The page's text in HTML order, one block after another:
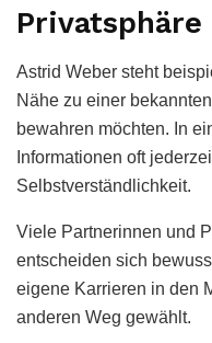
Privatsphäre
Astrid Weber steht
Nähe zu einer
bewahren möchten. In
Informationen oft
Selbstverständlichkeit.
Viele Partnerinnen und
entscheiden sich
eigene Karrieren in den
anderen Weg gewählt.